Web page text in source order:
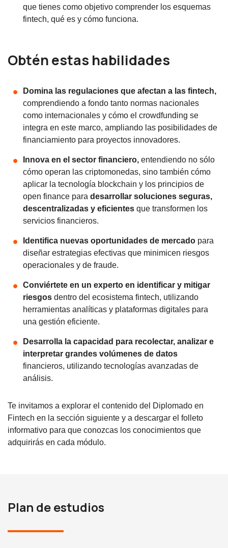
que tienes como objetivo comprender los esquemas
fintech, qué es y cómo funciona.
Obtén estas habilidades
Domina las regulaciones que afectan a las fintech,
comprendiendo a fondo tanto normas nacionales
como internacionales y cómo el crowdfunding se
integra en este marco, ampliando las posibilidades de
financiamiento para proyectos innovadores.
Innova en el sector financiero, entendiendo no sólo
cómo operan las criptomonedas, sino también cómo
aplicar la tecnología blockchain y los principios de
open finance para desarrollar soluciones seguras,
descentralizadas y eficientes que transformen los
servicios financieros.
Identifica nuevas oportunidades de mercado para
diseñar estrategias efectivas que minimicen riesgos
operacionales y de fraude.
Conviértete en un experto en identificar y mitigar
riesgos dentro del ecosistema fintech, utilizando
herramientas analíticas y plataformas digitales para
una gestión eficiente.
Desarrolla la capacidad para recolectar, analizar e
interpretar grandes volúmenes de datos
financieros, utilizando tecnologías avanzadas de
análisis.
Te invitamos a explorar el contenido del Diplomado en
Fintech en la sección siguiente y a descargar el folleto
informativo para que conozcas los conocimientos que
adquirirás en cada módulo.
Plan de estudios